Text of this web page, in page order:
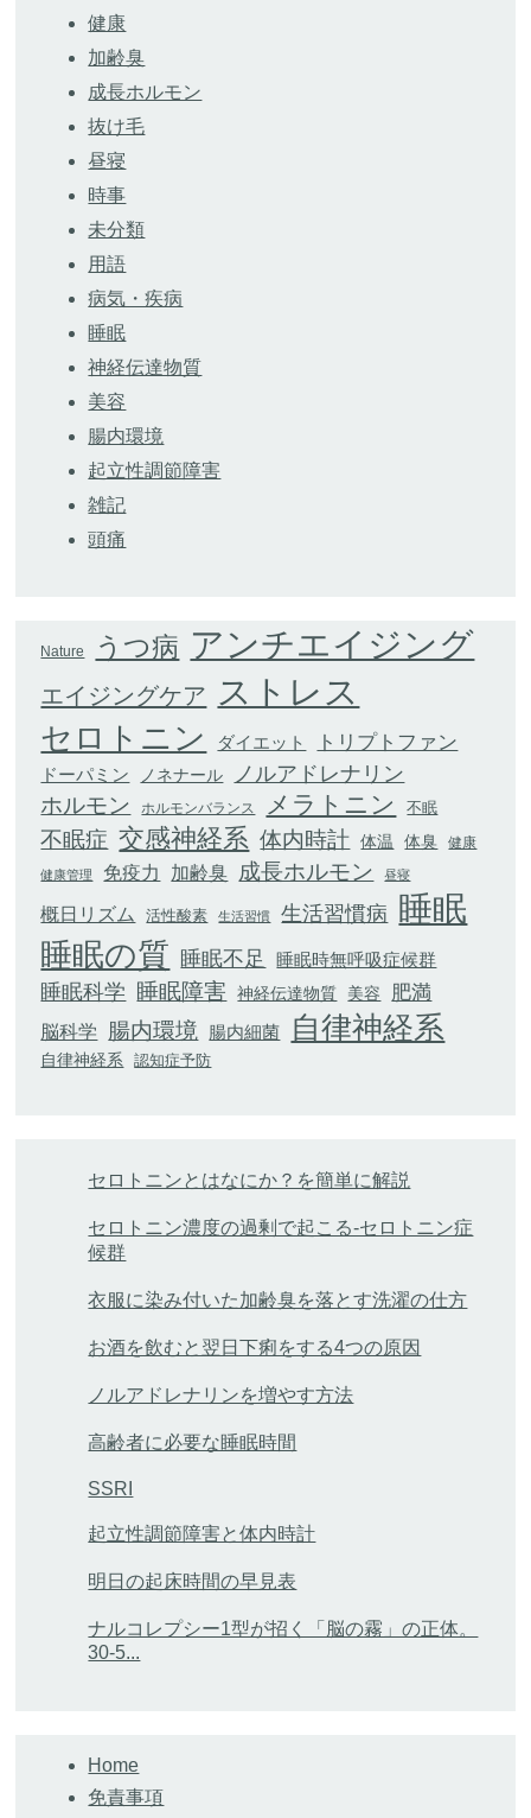
健康
加齢臭
成長ホルモン
抜け毛
昼寝
時事
未分類
用語
病気・疾病
睡眠
神経伝達物質
美容
腸内環境
起立性調節障害
雑記
頭痛
Nature うつ病 アンチエイジング
エイジングケア ストレス
セロトニン ダイエット トリプトファン
ドーパミン ノネナール ノルアドレナリン
ホルモン ホルモンバランス メラトニン 不眠
不眠症 交感神経系 体内時計 体温 体臭 健康
健康管理 免疫力 加齢臭 成長ホルモン 昼寝
概日リズム 活性酸素 生活習慣 生活習慣病 睡眠
睡眠の質 睡眠不足 睡眠時無呼吸症候群
睡眠科学 睡眠障害 神経伝達物質 美容 肥満
脳科学 腸内環境 腸内細菌 自律神経系
自律神経系 認知症予防
セロトニンとはなにか？を簡単に解説
セロトニン濃度の過剰で起こる-セロトニン症
候群
衣服に染み付いた加齢臭を落とす洗濯の仕方
お酒を飲むと翌日下痢をする4つの原因
ノルアドレナリンを増やす方法
高齢者に必要な睡眠時間
SSRI
起立性調節障害と体内時計
明日の起床時間の早見表
ナルコレプシー1型が招く「脳の霧」の正体。
30-5...
Home
免責事項